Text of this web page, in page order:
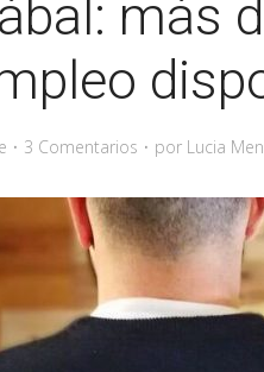
más
3 Comentarios por Lucia